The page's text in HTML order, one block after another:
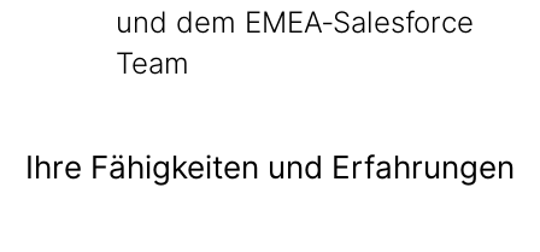
und dem EMEA‑Salesforce
Team
Ihre Fähigkeiten und Erfahrungen